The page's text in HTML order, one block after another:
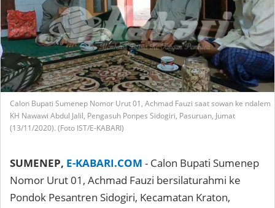
Calon Bupati Sumenep Nomor Urut 01, Achmad Fauzi saat sowan ke ndalem
KH Nawawi Abdul Jalil, Pengasuh Ponpes Sidogiri, Pasuruan, Jumat
(13/11/2020). (Foto IST/E-KABARI)
SUMENEP, E-KABARI.COM - Calon Bupati Sumenep
Nomor Urut 01, Achmad Fauzi bersilaturahmi ke
Pondok Pesantren Sidogiri, Kecamatan Kraton,